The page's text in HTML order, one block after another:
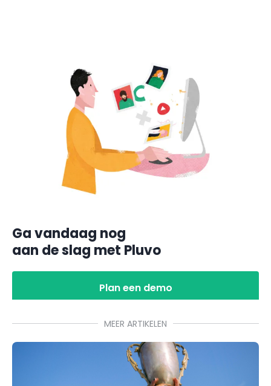
Ga vandaag nog
aan de slag met Pluvo
Plan een demo
MEER ARTIKELEN